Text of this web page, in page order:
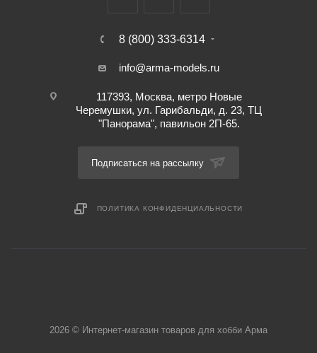
8 (800) 333-6314
info@arma-models.ru
117393, Москва, метро Новые
Черемушки, ул. Гарибальди, д. 23, ТЦ
"Панорама", павильон 2П-65.
Подписаться на рассылку
ПОЛИТИКА КОНФИДЕНЦИАЛЬНОСТИ
2026 © Интернет-магазин товаров для хобби Арма